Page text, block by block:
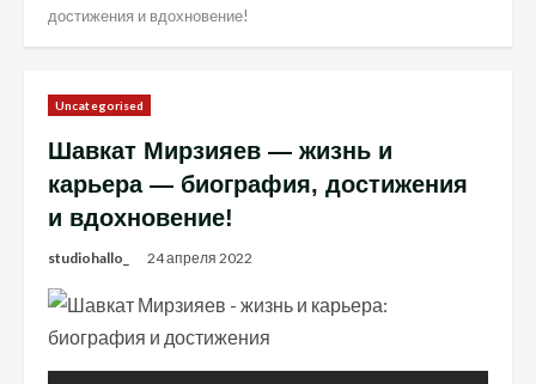
достижения и вдохновение!
Uncategorised
Шавкат Мирзияев — жизнь и
карьера — биография, достижения
и вдохновение!
studiohallo_ 24 апреля 2022